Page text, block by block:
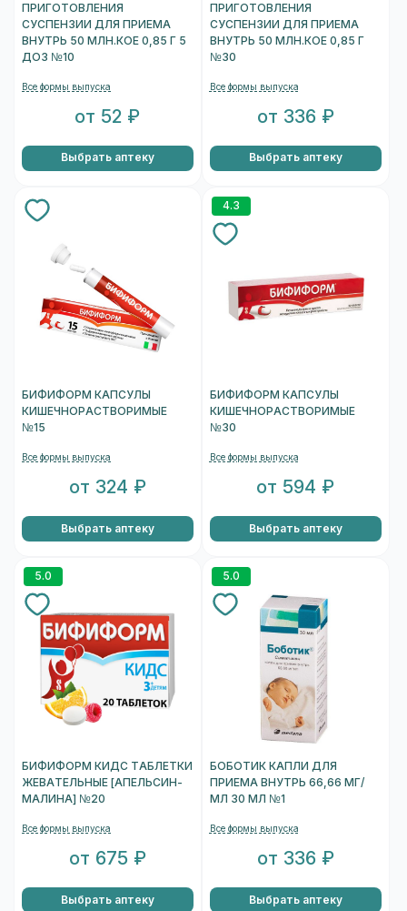
ПРИГОТОВЛЕНИЯ
СУСПЕНЗИИ ДЛЯ ПРИЕМА
ВНУТРЬ 50 МЛН.КОЕ 0,85 Г 5
ДОЗ №10
Все формы выпуска
от 52 ₽
Выбрать аптеку
ПРИГОТОВЛЕНИЯ
СУСПЕНЗИИ ДЛЯ ПРИЕМА
ВНУТРЬ 50 МЛН.КОЕ 0,85 Г
№30
Все формы выпуска
от 336 ₽
Выбрать аптеку
БИФИФОРМ КАПСУЛЫ
КИШЕЧНОРАСТВОРИМЫЕ
№15
Все формы выпуска
от 324 ₽
Выбрать аптеку
4.3
БИФИФОРМ КАПСУЛЫ
КИШЕЧНОРАСТВОРИМЫЕ
№30
Все формы выпуска
от 594 ₽
Выбрать аптеку
5.0
БИФИФОРМ КИДС ТАБЛЕТКИ
ЖЕВАТЕЛЬНЫЕ [АПЕЛЬСИН-
МАЛИНА] №20
Все формы выпуска
от 675 ₽
Выбрать аптеку
5.0
БОБОТИК КАПЛИ ДЛЯ
ПРИЕМА ВНУТРЬ 66,66 МГ/
МЛ 30 МЛ №1
Все формы выпуска
от 336 ₽
Выбрать аптеку